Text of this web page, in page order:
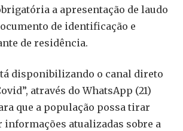
a apresentação de laudo
de identificação e
de residência.
disponibilizando o canal direto
através do WhatsApp (21)
que a população possa tirar
informações atualizadas sobre a